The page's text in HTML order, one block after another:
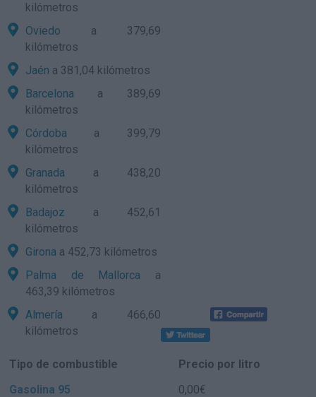
kilómetros
Oviedo a 379,69
kilómetros
Jaén a 381,04 kilómetros
Barcelona a 389,69
kilómetros
Córdoba a 399,79
kilómetros
Granada a 438,20
kilómetros
Badajoz a 452,61
kilómetros
Girona a 452,73 kilómetros
Palma de Mallorca a
463,39 kilómetros
Almería a 466,60
kilómetros
Tipo de combustible
Precio por litro
Gasolina 95
0,00€